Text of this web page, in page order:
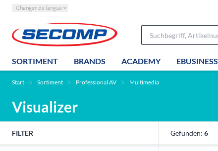
Changer de langue
SORTIMENT BRANDS ACADEMY EBUSINESS
Start Sortiment Professional AV Multimedia
Visualizer
FILTER Gefunden: 6